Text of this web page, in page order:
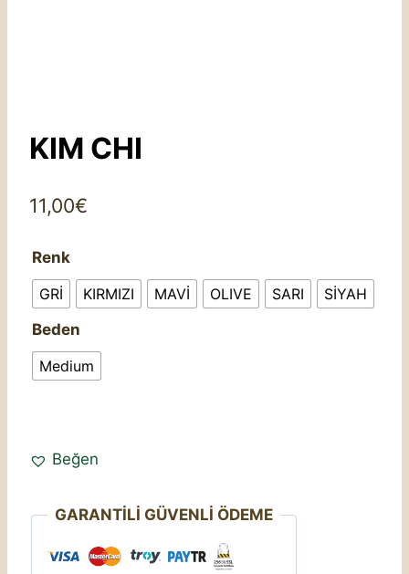
KIM CHI
11,00€
Renk
GRİ
KIRMIZI MAVİ OLIVE SARI
SİYAH
Beden
Medium
Beğen
GARANTİLİ GÜVENLİ ÖDEME